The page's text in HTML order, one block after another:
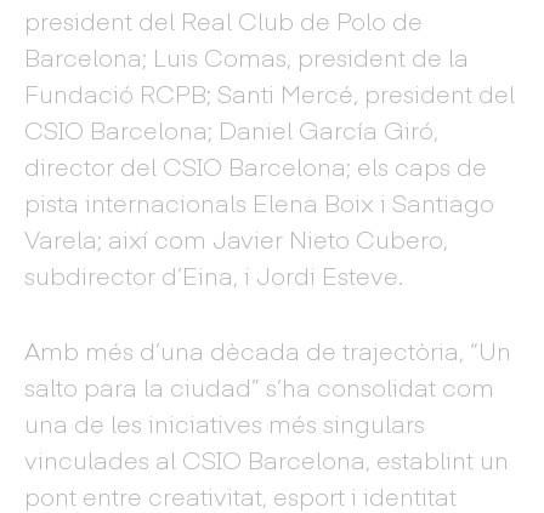
president del Real Club de Polo de
Barcelona; Luis Comas, president de la
Fundació RCPB; Santi Mercé, president del
CSIO Barcelona; Daniel García Giró,
director del CSIO Barcelona; els caps de
pista internacionals Elena Boix i Santiago
Varela; així com Javier Nieto Cubero,
subdirector d’Eina, i Jordi Esteve.
Amb més d’una dècada de trajectòria, “Un
salto para la ciudad” s’ha consolidat com
una de les iniciatives més singulars
vinculades al CSIO Barcelona, establint un
pont entre creativitat, esport i identitat